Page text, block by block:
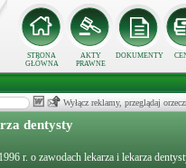
STRONA
GŁÓWNA
AKTY
PRAWNE
DOKUMENTY
Wyłącz reklamy, przeglądaj
dentysty
r. o zawodach lekarza i lekarza